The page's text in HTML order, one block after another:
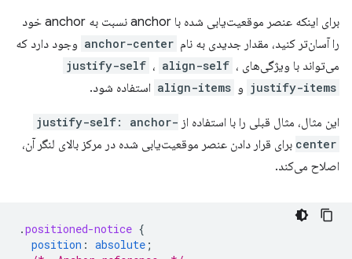
برای اینکه عنصر موقعیت‌یابی شده با anchor نسبت به anchor خود
را آسان‌تر کنید، مقدار جدیدی به نام anchor-center وجود دارد که
می‌تواند با ویژگی‌های
justify-self ، align-self ،
justify-items و align-items استفاده شود.
این مثال، مثال قبلی را با استفاده از justify-self: anchor-
center برای قرار دادن عنصر موقعیت‌یابی شده در مرکز بالای لنگر آن،
اصلاح می‌کند.
.positioned-notice {
position : absolute ;